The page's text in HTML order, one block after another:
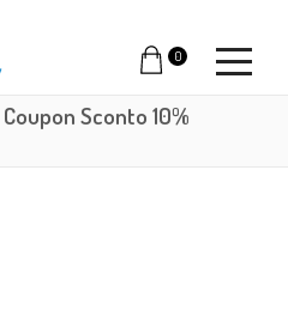
0
Coupon Sconto 10%